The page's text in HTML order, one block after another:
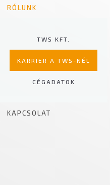
FELVÁSÁRLÁS
ALKATRÉSZ
SZERVIZ
RÓLUNK
TWS KFT.
KARRIER A TWS-NÉL
CÉGADATOK
KAPCSOLAT